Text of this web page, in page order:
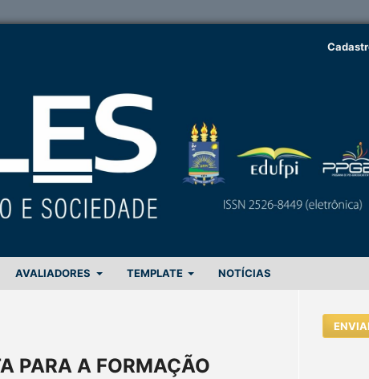
AVALIADORES TEMPLATE NOTÍCIAS
PARA A FORMAÇÃO